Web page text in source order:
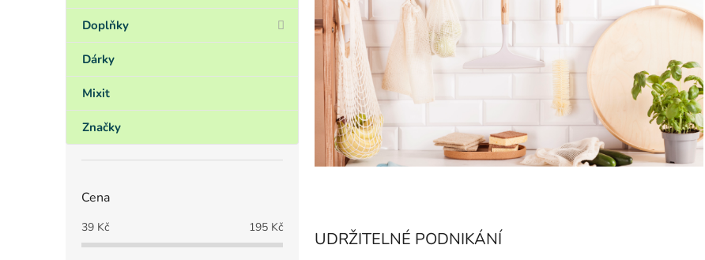
Doplňky
Dárky
Mixit
Značky
Cena
39 Kč 195 Kč
UDRŽITELNÉ PODNIKÁNÍ